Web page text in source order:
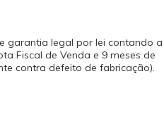
garantia legal por lei contando a
Fiscal de Venda e 9 meses de
contra defeito de fabricação).